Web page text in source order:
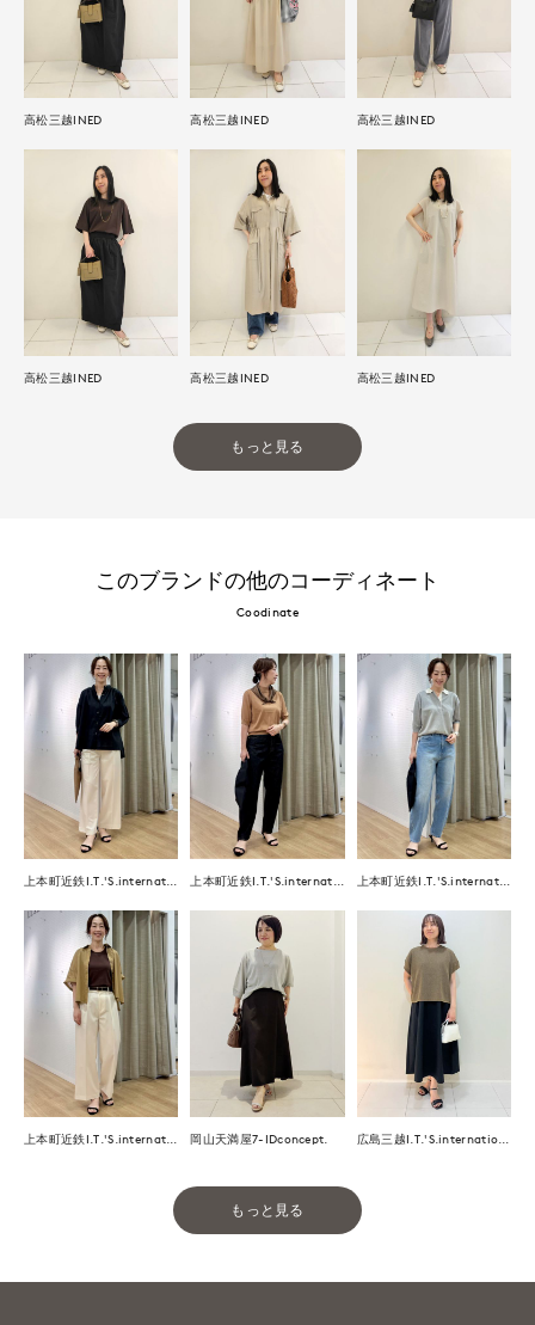
高松三越INED 高松三越INED 高松三越INED
高松三越INED 高松三越INED 高松三越INED
もっと見る
このブランドの他のコーディネート
Coodinate
岡山天満屋7-IDconcept.
もっと見る